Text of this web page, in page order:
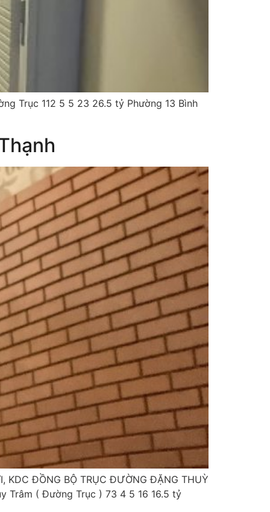
Trục 112 5 5 23 26.5 tỷ Phường 13 Bình
KDC ĐỒNG BỘ TRỤC ĐƯỜNG ĐẶNG THUỲ
Trâm ( Đường Trục ) 73 4 5 16 16.5 tỷ